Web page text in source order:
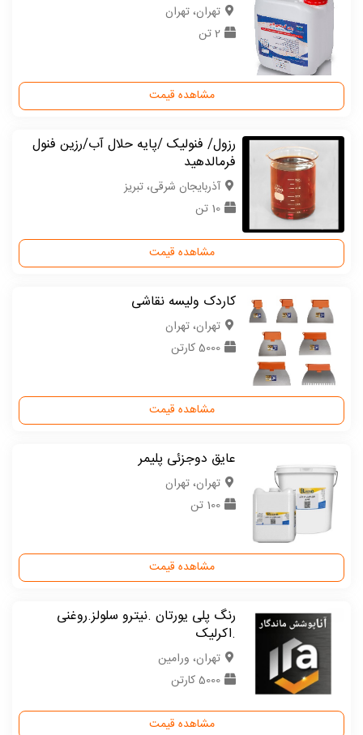
تهران، تهران
2 تن
مشاهده قیمت
رزول/ فنولیک /پایه حلال آب/رزین فنول
فرمالدهید
آذربایجان شرقی، تبریز
10 تن
مشاهده قیمت
کاردک ولیسه نقاشی
تهران، تهران
5000 کارتن
مشاهده قیمت
عایق دوجزئی پلیمر
تهران، تهران
100 تن
مشاهده قیمت
رنگ پلی یورتان .نیترو سلولز.روغنی
.اکرلیک
تهران، ورامین
5000 کارتن
مشاهده قیمت